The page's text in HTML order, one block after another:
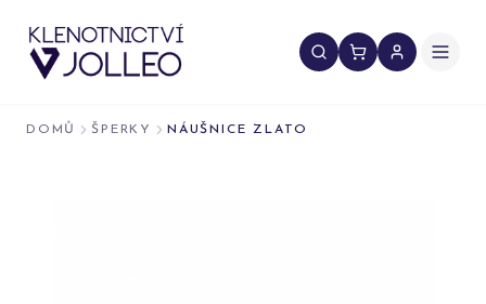
DOMŮ ŠPERKY NÁUŠNICE ZLATO